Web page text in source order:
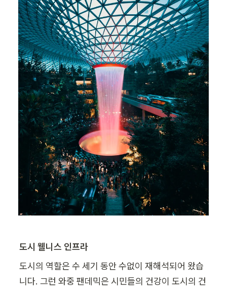
도시 웰니스 인프라
도시의 역할은 수 세기 동안 수없이 재해석되어 왔습
니다. 그런 와중 팬데믹은 시민들의 건강이 도시의 건